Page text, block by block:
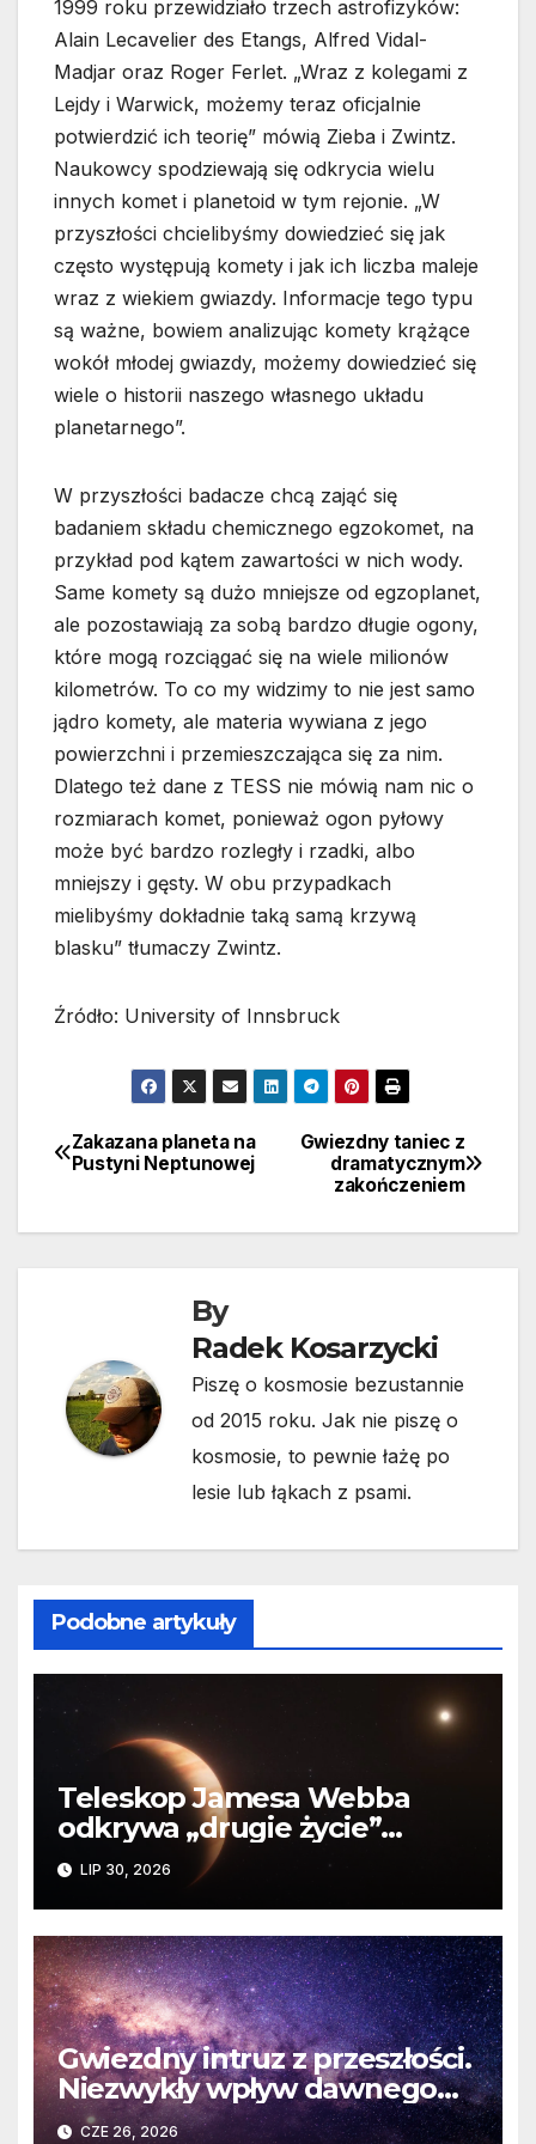
1999 roku przewidziało trzech astrofizyków:
Alain Lecavelier des Etangs, Alfred Vidal-
Madjar oraz Roger Ferlet. „Wraz z kolegami z
Lejdy i Warwick, możemy teraz oficjalnie
potwierdzić ich teorię” mówią Zieba i Zwintz.
Naukowcy spodziewają się odkrycia wielu
innych komet i planetoid w tym rejonie. „W
przyszłości chcielibyśmy dowiedzieć się jak
często występują komety i jak ich liczba maleje
wraz z wiekiem gwiazdy. Informacje tego typu
są ważne, bowiem analizując komety krążące
wokół młodej gwiazdy, możemy dowiedzieć się
wiele o historii naszego własnego układu
planetarnego”.
W przyszłości badacze chcą zająć się
badaniem składu chemicznego egzokomet, na
przykład pod kątem zawartości w nich wody.
Same komety są dużo mniejsze od egzoplanet,
ale pozostawiają za sobą bardzo długie ogony,
które mogą rozciągać się na wiele milionów
kilometrów. To co my widzimy to nie jest samo
jądro komety, ale materia wywiana z jego
powierzchni i przemieszczająca się za nim.
Dlatego też dane z TESS nie mówią nam nic o
rozmiarach komet, ponieważ ogon pyłowy
może być bardzo rozległy i rzadki, albo
mniejszy i gęsty. W obu przypadkach
mielibyśmy dokładnie taką samą krzywą
blasku” tłumaczy Zwintz.
Źródło: University of Innsbruck
Nawigacja
Gwiezdny taniec z
dramatycznym
zakończeniem
Zakazana planeta na
Pustyni Neptunowej
By
Radek Kosarzycki
Piszę o kosmosie bezustannie
od 2015 roku. Jak nie piszę o
kosmosie, to pewnie łażę po
lesie lub łąkach z psami.
Podobne artykuły
Teleskop Jamesa Webba
odkrywa „drugie życie”
planety krążącej wokół
martwej gwiazdy
LIP 30, 2026
Gwiezdny intruz z przeszłości.
Niezwykły wpływ dawnego
spotkania na komety Układu
CZE 26, 2026